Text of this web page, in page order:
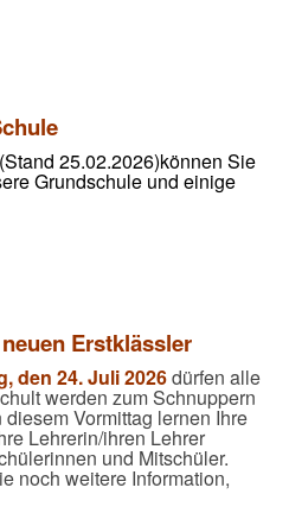
(Stand 25.02.2026)können Sie
Grundschule und einige
Erstklässler
den 24. Juli 2026dürfen alle
werden zum Schnuppern
Vormittag lernen Ihre
Lehrerin/ihren Lehrer
und Mitschüler.
noch weitere Information,